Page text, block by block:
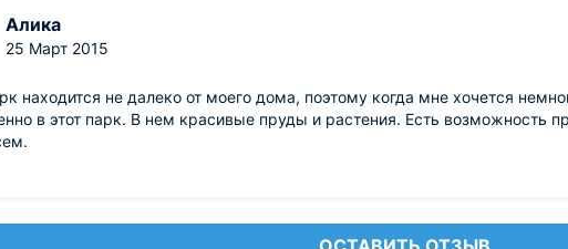
Алика
25 Март 2015
находится не далеко от моего дома, поэтому когда мне хочется
в этот парк. В нем красивые пруды и растения. Есть возможность